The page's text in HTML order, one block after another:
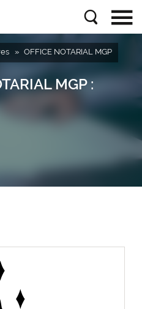
OFFICE NOTARIAL MGP
MGP: